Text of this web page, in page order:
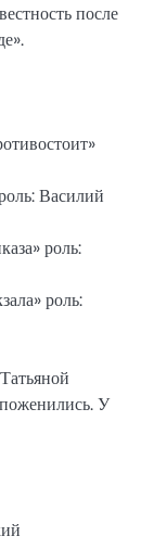
после
Василий
роль:
роль:
У